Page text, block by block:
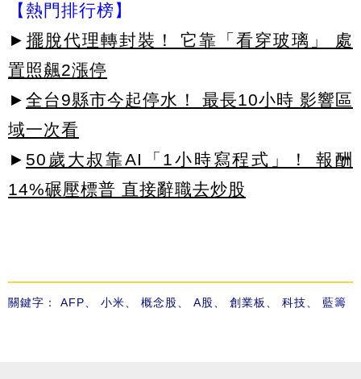
【熱門排行榜】
► 擺脫代理轉封裝！ 它靠「看穿玻璃」 處
置照飆2漲停
► 全台9縣市今起停水！ 最長10小時 影響區
域一次看
► 50歲大叔靠AI「1小時寫程式」！ 報酬
14%碾壓標普 直接辭職去炒股
關鍵字： AFP、 小米、 概念股、 A股、 創業板 、 科技、 藍籌